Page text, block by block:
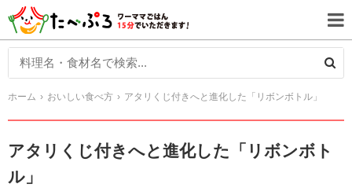
ホーム おいしい食べ方 アタリくじ付きへと進化した「リボンボトル」
アタリくじ付きへと進化した「リボンボト
ル」